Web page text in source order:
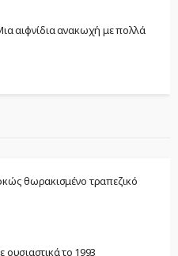
αιφνίδια ανακωχή με πολλά
θωρακισμένο τραπεζικό
το 1993